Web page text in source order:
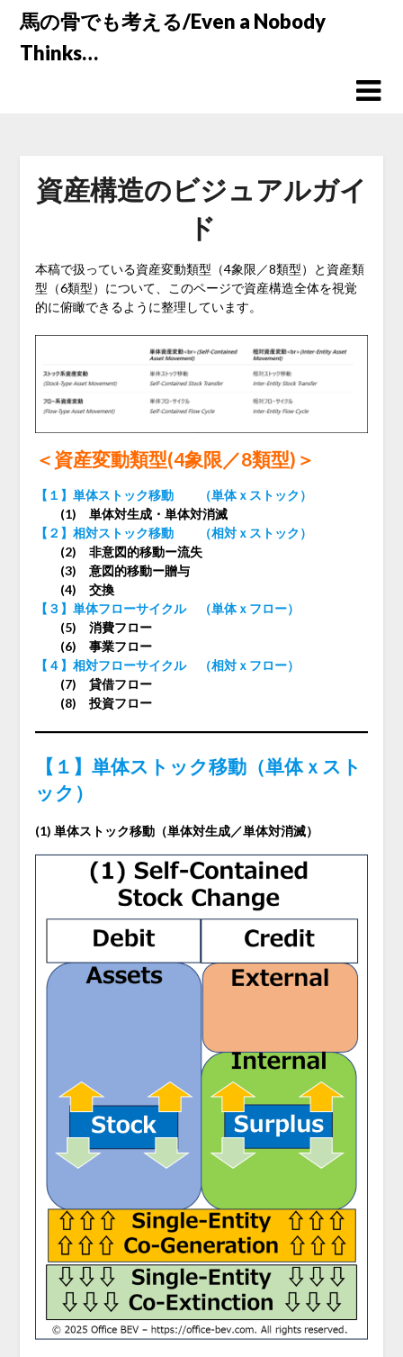
Skip
content
馬の骨でも考える/Even a Nobody
Thinks…
資産構造のビジュアルガイ
ド
本稿で扱っている資産変動類型（4象限／8類型）と資産類
型（6類型）について、このページで資産構造全体を視覚
的に俯瞰できるように整理しています。
＜資産変動類型(4象限／8類型)＞
【１】単体ストック移動 （単体ｘストック）
(1) 単体対生成・単体対消滅
【２】相対ストック移動 （相対ｘストック）
(2) 非意図的移動ー流失
(3) 意図的移動ー贈与
(4) 交換
【３】単体フローサイクル （単体ｘフロー）
(5) 消費フロー
(6) 事業フロー
【４】相対フローサイクル （相対ｘフロー）
(7) 貸借フロー
(8) 投資フロー
【１】単体ストック移動（単体ｘスト
ック）
(1) 単体ストック移動（単体対生成／単体対消滅）